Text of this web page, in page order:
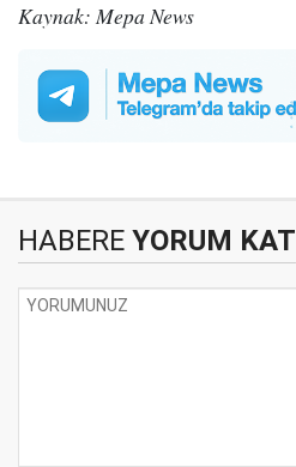
Kaynak: Mepa News
HABERE YORUM KAT